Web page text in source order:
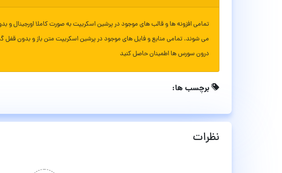
تمامی افزونه ها و قالب های موجود در پرشین اسکریپت به صورت کاملا اورجینال
می شوند. تمامی منابع و فایل های موجود در پرشین اسکریپت متن باز و بدون قفل
درون سورس ها اطمینان حاصل کنید
برچسب ها:
نظرات